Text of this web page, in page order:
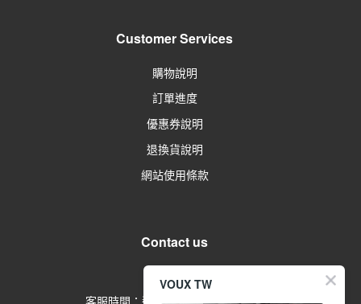
Customer Services
購物說明
訂單進度
優惠券說明
退換貨說明
網站使用條款
Contact us
客服時間：週一到週五 09:00-17:00
VOUX TW